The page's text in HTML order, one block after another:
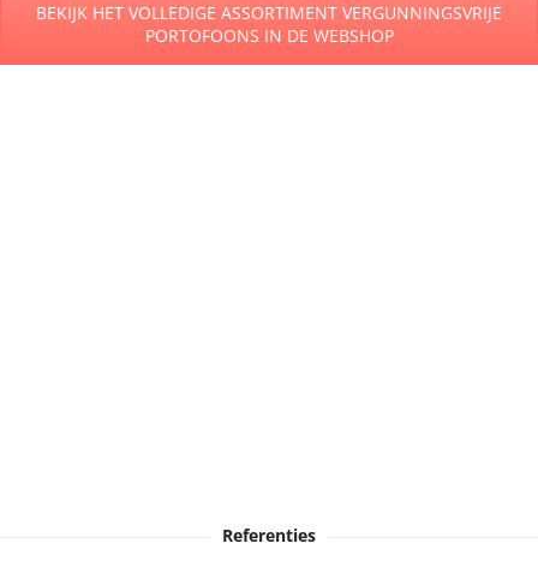
BEKIJK HET VOLLEDIGE ASSORTIMENT VERGUNNINGSVRIJE
PORTOFOONS IN DE WEBSHOP
Referenties